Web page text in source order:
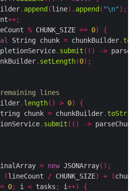
. append (line). append ( "\n" );
++;
% CHUNK_SIZE == 0)
{
String chunk = chunkBuilder.
. submit (() ->
. setLength(0);
lines
. length() > 0)
{
chunk = chunkBuilder.
. submit (() -> parseChunk
= new JSONArray();
(lineCount / CHUNK_SIZE) + (
= 0; i < tasks ; i++)
{